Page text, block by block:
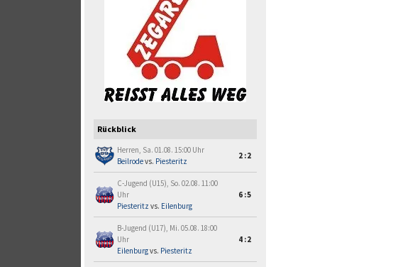
Rückblick
Herren, Sa. 01.08. 15:00 Uhr
Beilrodevs. Piesteritz
2:2
C-Jugend (U15), So. 02.08. 11:00
Uhr
Piesteritz vs. Eilenburg
6:5
B-Jugend (U17), Mi. 05.08. 18:00
Uhr
Eilenburgvs. Piesteritz
4:2